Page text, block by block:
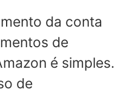
da conta
de
é simples.
de